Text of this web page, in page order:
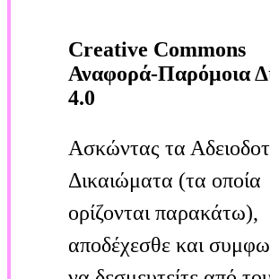
Creative Commons
Αναφορά-Παρόμοια
4.0
Ασκώντας τα
Δικαιώματα (τα οποία
ορίζονται παρακάτω),
αποδέχεσθε και